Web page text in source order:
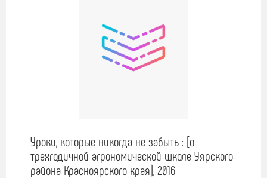
Уроки, которые никогда не забыть : [о
трехгодичной агрономической школе Уярского
района Красноярского края], 2016